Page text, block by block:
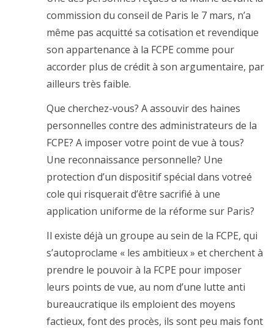
commission du conseil de Paris le 7 mars, n’a
même pas acquitté sa cotisation et revendique
son appartenance à la FCPE comme pour
accorder plus de crédit à son argumentaire, par
ailleurs très faible.
Que cherchez-vous? A assouvir des haines
personnelles contre des administrateurs de la
FCPE? A imposer votre point de vue à tous?
Une reconnaissance personnelle? Une
protection d’un dispositif spécial dans votreé
cole qui risquerait d’être sacrifié à une
application uniforme de la réforme sur Paris?
Il existe déjà un groupe au sein de la FCPE, qui
s’autoproclame « les ambitieux » et cherchent à
prendre le pouvoir à la FCPE pour imposer
leurs points de vue, au nom d’une lutte anti
bureaucratique ils emploient des moyens
factieux, font des procès, ils sont peu mais font